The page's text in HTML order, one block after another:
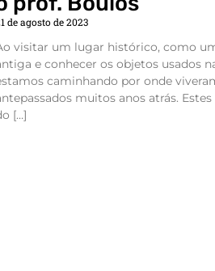
de agosto de 2023
visitar um lugar histórico, como
e conhecer os objetos usados
caminhando por onde
muitos anos atrás.
[…]